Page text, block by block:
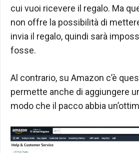
cui vuoi ricevere il regalo. Ma
non offre la possibilità di
invia il regalo, quindi sarà
fosse.
Al contrario, su Amazon c’è
permette anche di aggiungere
modo che il pacco abbia